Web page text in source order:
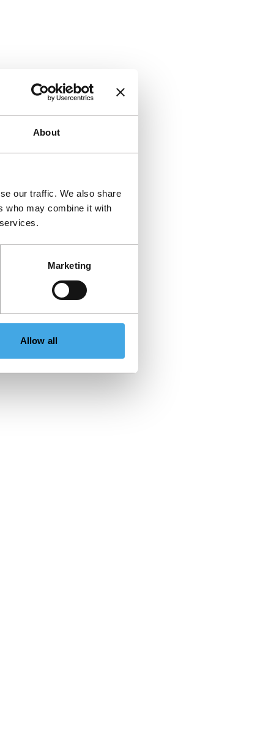
About
our traffic. We also share
who may combine it with
Marketing
Allow all